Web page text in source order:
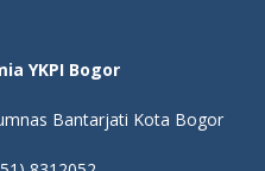
YKPI Bogor
Bantarjati Kota Bogor